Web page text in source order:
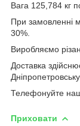
Вага 125,784 кг
При замовленні
30%.
Виробляємо
Доставка
Дніпропетровську.
Телефонуйте
Приховати